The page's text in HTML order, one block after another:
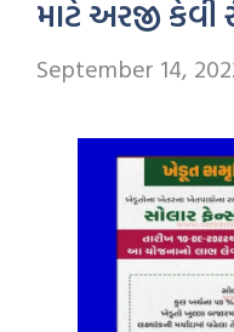
માટે અરજી કેવી
September 14,